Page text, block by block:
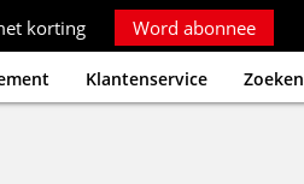
korting Word abonnee
Klantenservice Zoeken